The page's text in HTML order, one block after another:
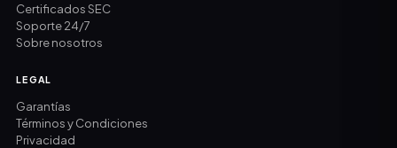
Certificados SEC
Soporte 24/7
Sobre nosotros
LEGAL
Garantías
Términos y Condiciones
Privacidad